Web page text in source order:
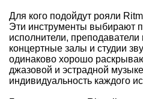
Для кого подойдут рояли
Эти инструменты выбирают
исполнители,
концертные залы и студии
одинаково хорошо
джазовой и эстрадной
индивидуальность каждого